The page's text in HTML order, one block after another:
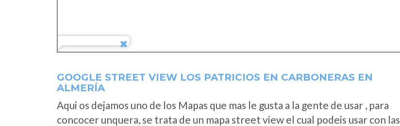
GOOGLE STREET VIEW LOS PATRICIOS EN CARBONERAS EN
ALMERÍA
Aqui os dejamos uno de los Mapas que mas le gusta a la gente de usar , para
concocer unquera, se trata de un mapa street view el cual podeis usar con las